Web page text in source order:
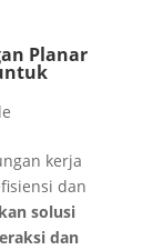
Planar
kerja
dan
solusi
dan